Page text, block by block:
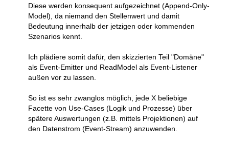
Diese werden konsequent aufgezeichnet (Append-Only-
Model), da niemand den Stellenwert und damit
Bedeutung innerhalb der jetzigen oder kommenden
Szenarios kennt.
Ich plädiere somit dafür, den skizzierten Teil "Domäne"
als Event-Emitter und ReadModel als Event-Listener
außen vor zu lassen.
So ist es sehr zwanglos möglich, jede X beliebige
Facette von Use-Cases (Logik und Prozesse) über
spätere Auswertungen (z.B. mittels Projektionen) auf
den Datenstrom (Event-Stream) anzuwenden.